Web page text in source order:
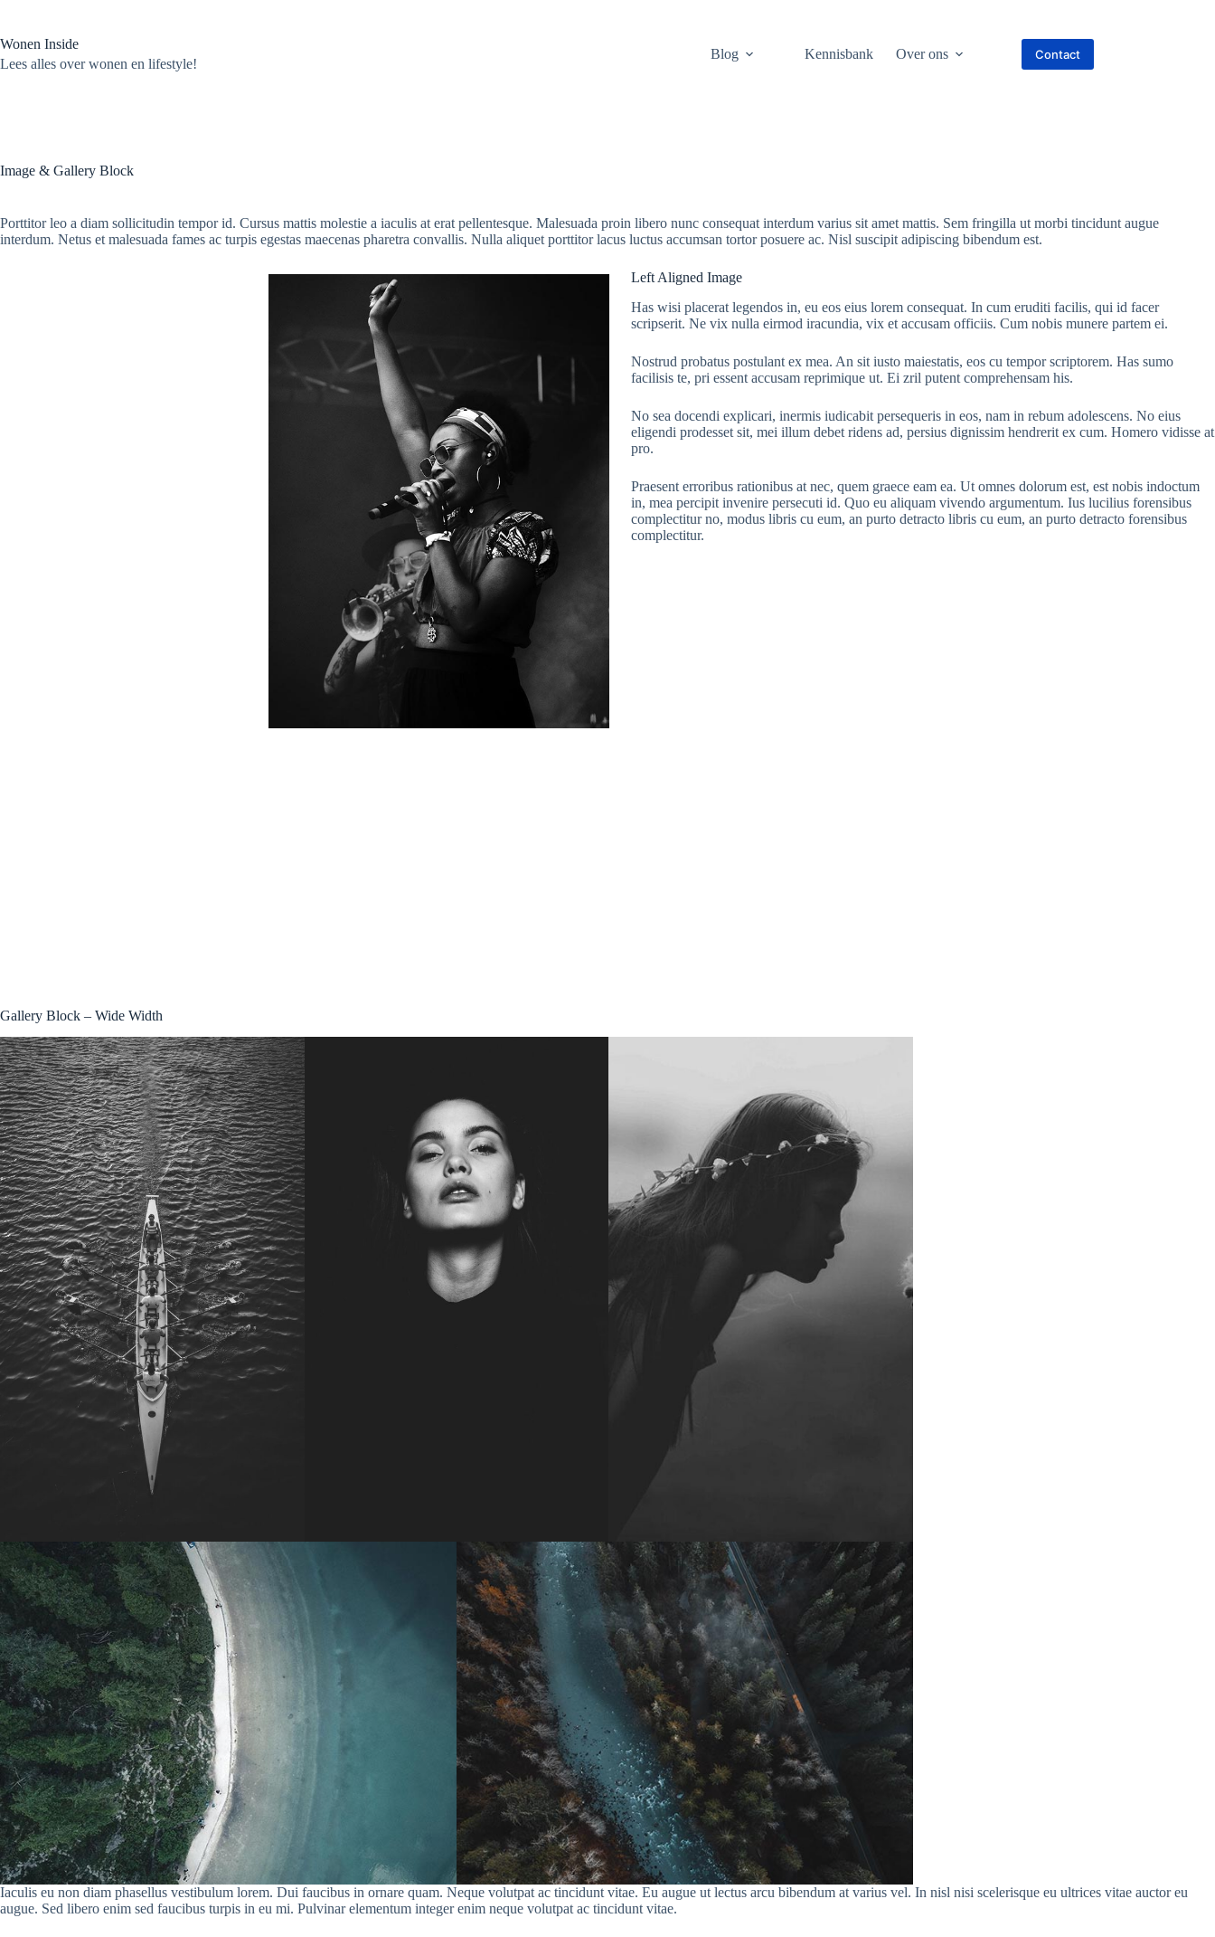
de
inhoud
Wonen Inside
Lees alles over wonen en lifestyle!
Blog Kennisbank Over ons Contact
Image & Gallery Block
Porttitor leo a diam sollicitudin tempor id. Cursus mattis molestie a iaculis at erat pellentesque. Malesuada proin libero nunc consequat interdum varius sit amet mattis. Sem fringilla ut morbi tincidunt augue
interdum. Netus et malesuada fames ac turpis egestas maecenas pharetra convallis. Nulla aliquet porttitor lacus luctus accumsan tortor posuere ac. Nisl suscipit adipiscing bibendum est.
Left Aligned Image
Has wisi placerat legendos in, eu eos eius lorem consequat. In cum eruditi facilis, qui id facer
scripserit. Ne vix nulla eirmod iracundia, vix et accusam officiis. Cum nobis munere partem ei.
Nostrud probatus postulant ex mea. An sit iusto maiestatis, eos cu tempor scriptorem. Has sumo
facilisis te, pri essent accusam reprimique ut. Ei zril putent comprehensam his.
No sea docendi explicari, inermis iudicabit persequeris in eos, nam in rebum adolescens. No eius
eligendi prodesset sit, mei illum debet ridens ad, persius dignissim hendrerit ex cum. Homero vidisse at
pro.
Praesent erroribus rationibus at nec, quem graece eam ea. Ut omnes dolorum est, est nobis indoctum
in, mea percipit invenire persecuti id. Quo eu aliquam vivendo argumentum. Ius lucilius forensibus
complectitur no, modus libris cu eum, an purto detracto libris cu eum, an purto detracto forensibus
complectitur.
Gallery Block – Wide Width
Iaculis eu non diam phasellus vestibulum lorem. Dui faucibus in ornare quam. Neque volutpat ac tincidunt vitae. Eu augue ut lectus arcu bibendum at varius vel. In nisl nisi scelerisque eu ultrices vitae auctor eu
augue. Sed libero enim sed faucibus turpis in eu mi. Pulvinar elementum integer enim neque volutpat ac tincidunt vitae.